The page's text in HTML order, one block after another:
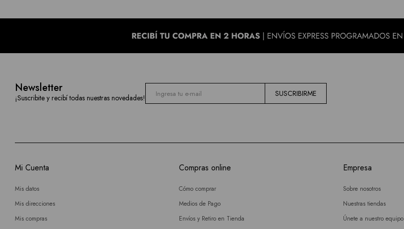
Newsletter
¡Suscribite y recibí todas nuestras novedades! SUSCRIBIRME
Mi Cuenta
Mis datos
Mis direcciones
Mis compras
Compras online
Cómo comprar
Medios de Pago
Envíos y Retiro en Tienda
Empresa
Sobre nosotros
Nuestras tiendas
Únete a nuestro equipo